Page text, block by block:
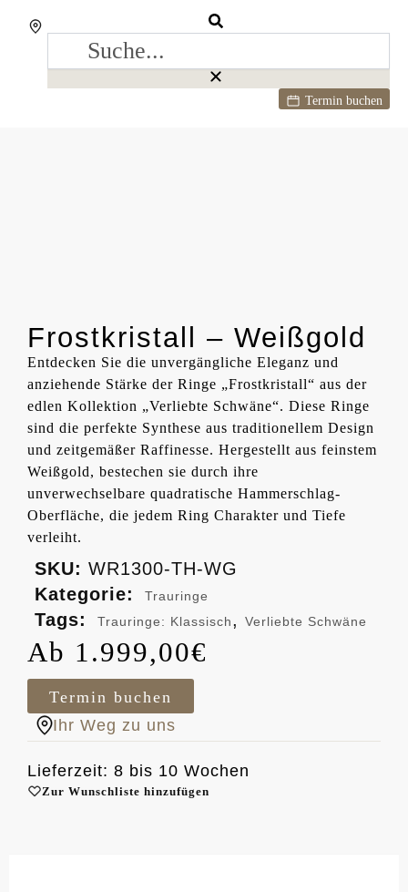
Termin buchen
Frostkristall – Weißgold
Entdecken Sie die unvergängliche Eleganz und
anziehende Stärke der Ringe „Frostkristall“ aus der
edlen Kollektion „Verliebte Schwäne“. Diese Ringe
sind die perfekte Synthese aus traditionellem Design
und zeitgemäßer Raffinesse. Hergestellt aus feinstem
Weißgold, bestechen sie durch ihre
unverwechselbare quadratische Hammerschlag-
Oberfläche, die jedem Ring Charakter und Tiefe
verleiht.
SKU: WR1300-TH-WG
Kategorie:
Trauringe
Tags: Trauringe: Klassisch, Verliebte Schwäne
1.999,00€
Termin buchen
Ihr Weg zu uns
Lieferzeit: 8 bis 10 Wochen
Zur Wunschliste hinzufügen